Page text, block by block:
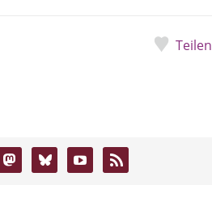
Teilen